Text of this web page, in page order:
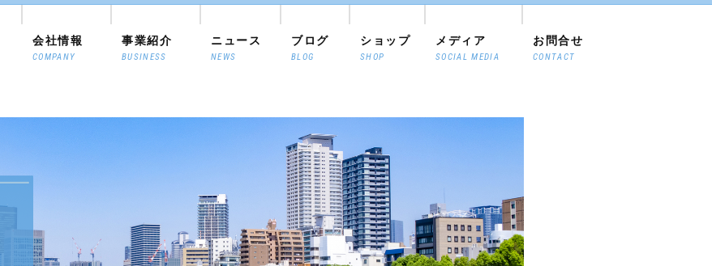
会社情報
COMPANY
事業紹介
BUSINESS
ニュース
NEWS
ブログ
BLOG
ショップ
SHOP
メディア
SOCIAL MEDIA
お問合せ
CONTACT